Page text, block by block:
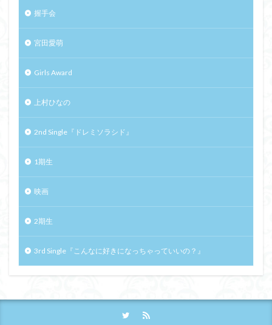
握手会
宮田愛萌
Girls Award
上村ひなの
2nd Single『ドレミソラシド』
1期生
映画
2期生
3rd Single『こんなに好きになっちゃっていいの？』